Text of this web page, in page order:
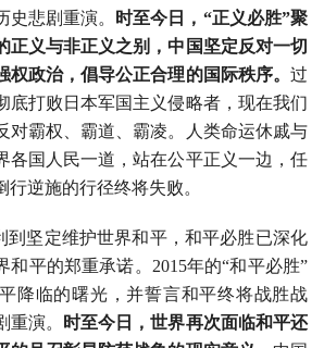
史悲剧重演。
时至今日，“正义必胜”聚
正义与非正义之别，中国坚定反对一切
权政治，倡导公正合理的国际秩序。 过
底打败日本军国主义侵略者，现在我们
对霸权、霸道、霸凌。人类命运休戚与
各国人民一道，站在公平正义一边，任
逆施的行径终将失败。
到坚定维护世界和平，和平必胜已深化
和平的郑重承诺。2015年的“和平必胜”
降临的曙光，并誓言和平终将战胜战
演。
时至今日，世界再次面临和平还